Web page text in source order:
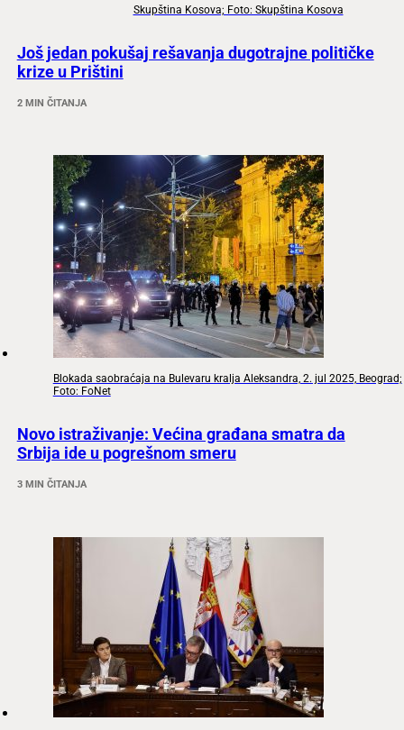
Skupština Kosova; Foto: Skupština Kosova
Još jedan pokušaj rešavanja dugotrajne političke
krize u Prištini
2 MIN ČITANJA
Blokada saobraćaja na Bulevaru kralja Aleksandra, 2. jul 2025, Beograd;
Foto: FoNet
Novo istraživanje: Većina građana smatra da
Srbija ide u pogrešnom smeru
3 MIN ČITANJA